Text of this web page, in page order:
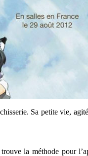
Sa petite vie,
la méthode pour